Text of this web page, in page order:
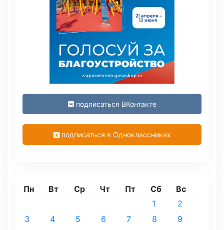
подписаться ВКонтакте
подписаться в Одноклассниках
Пн Вт Ср Чт Пт Сб Вс
1
2
3
4 5 6 7 8
9